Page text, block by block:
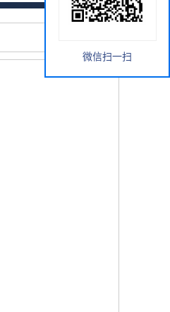
微信扫一扫